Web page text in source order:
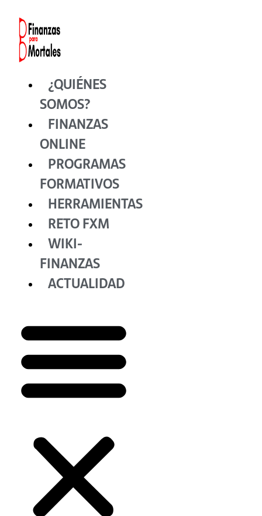
contenido
¿QUIÉNES
SOMOS?
FINANZAS
ONLINE
PROGRAMAS
FORMATIVOS
HERRAMIENTAS
RETO FXM
WIKI-
FINANZAS
ACTUALIDAD